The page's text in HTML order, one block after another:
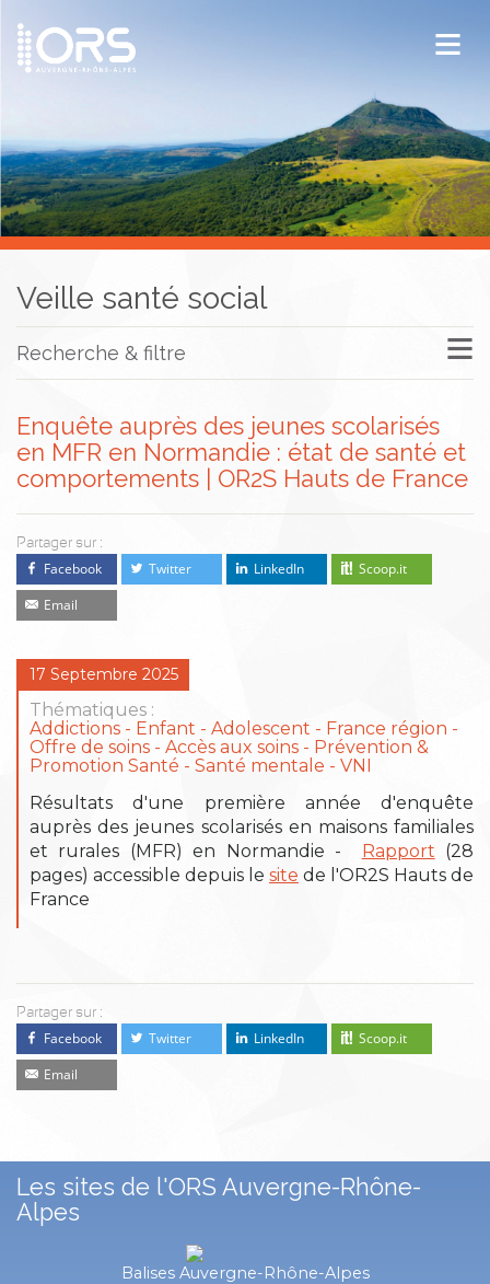
ORS Auvergne-Rhône-Alpes
Publications
Documentation / Veille
Veille santé social
Recherche & filtre
Enquête auprès des jeunes scolarisés
en MFR en Normandie : état de santé et
comportements | OR2S Hauts de France
Partager sur :
Facebook Twitter LinkedIn
Scoop.it
Email
17 Septembre 2025
Thématiques :
Addictions
Enfant - Adolescent
France région
Offre de soins - Accès aux soins
Prévention &
Promotion Santé
Santé mentale
VNI
Résultats d'une première année d'enquête
auprès des jeunes scolarisés en maisons familiales
et rurales (MFR) en Normandie - Rapport (28
pages) accessible depuis le site de l'OR2S Hauts de
France
Partager sur :
Facebook Twitter LinkedIn
Scoop.it
Email
Les sites de l'ORS Auvergne-Rhône-
Alpes
Balises Auvergne-Rhône-Alpes